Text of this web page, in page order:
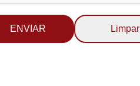
Limpar
ENVIAR